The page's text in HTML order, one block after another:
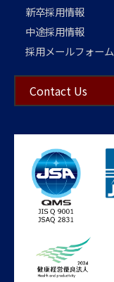
新卒採用情報
中途採用情報
採用メールフォーム
Contact Us